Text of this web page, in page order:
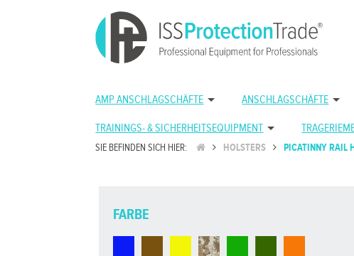
AMP ANSCHLAGSCHÄFTE ANSCHLAGSCHÄFTE
TRAININGS- & SICHERHEITSEQUIPMENT
SIE BEFINDEN SICH HIER: HOLSTERS PICATINNY RAIL
FARBE